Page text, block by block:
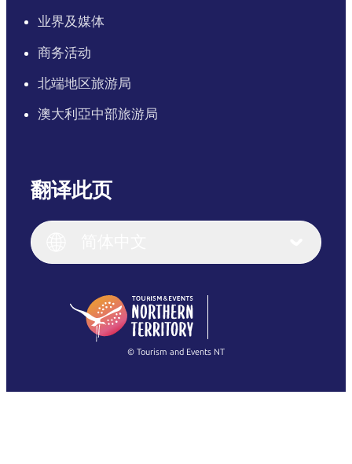
业界及媒体
商务活动
北端地区旅游局
澳大利亞中部旅游局
翻译此页
English (US)
English
(Singapore)
Français
繁體中文
© Tourism and Events NT